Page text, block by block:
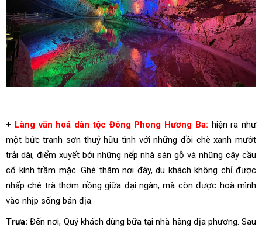
+ Làng văn hoá dân tộc Đông Phong Hương Ba: hiện ra như
một bức tranh sơn thuỷ hữu tình với những đồi chè xanh mướt
trải dài, điểm xuyết bới những nếp nhà sàn gỗ và những cây cầu
cổ kính trầm mặc. Ghé thăm nơi đây, du khách không chỉ được
nhấp ché trà thơm nồng giữa đại ngàn, mà còn được hoà mình
vào nhịp sống bản địa.
Trưa:Đến nơi, Quý khách dùng bữa tại nhà hàng địa phương. Sau